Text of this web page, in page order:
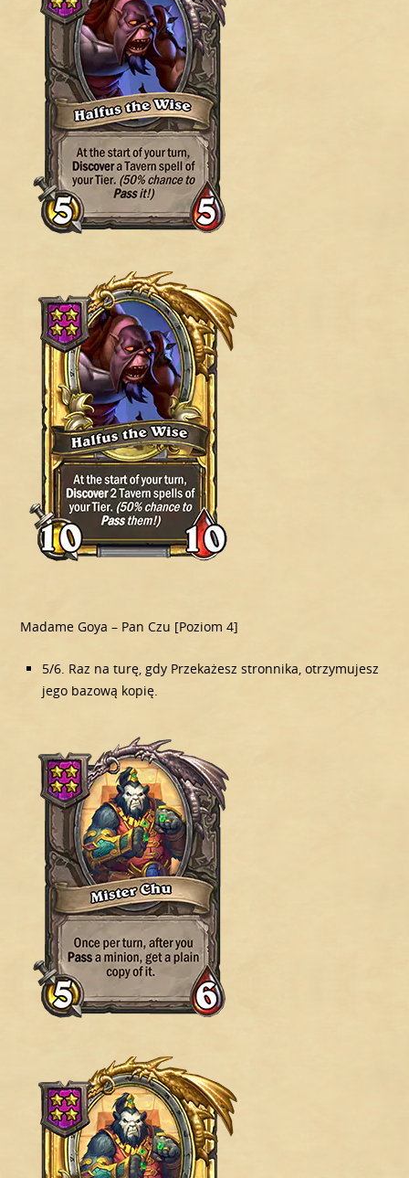
Madame Goya – Pan Czu [Poziom 4]
5/6. Raz na turę, gdy Przekażesz stronnika, otrzymujesz
jego bazową kopię.